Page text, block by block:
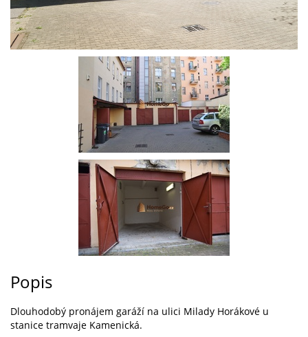
Popis
Dlouhodobý pronájem garáží na ulici Milady Horákové u
stanice tramvaje Kamenická.